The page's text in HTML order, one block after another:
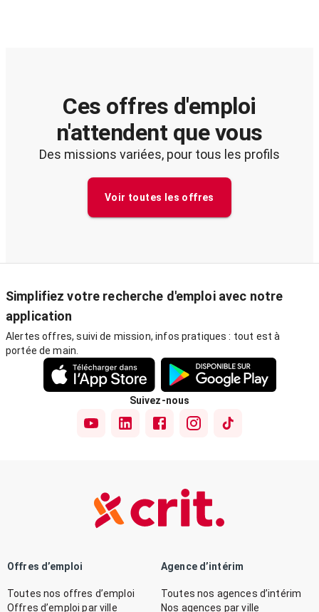
Ces offres d'emploi
n'attendent que vous
Des missions variées, pour tous les profils
Voir toutes les offres
Simplifiez votre recherche d'emploi avec notre
application
Alertes offres, suivi de mission, infos pratiques : tout est à
portée de main.
Suivez-nous
Offres d’emploi
Toutes nos offres d’emploi
Offres d’emploi par ville
Agence d’intérim
Toutes nos agences d’intérim
Nos agences par ville